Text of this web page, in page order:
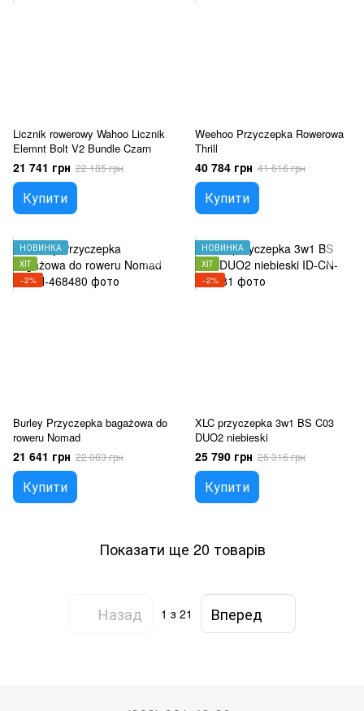
Licznik rowerowy Wahoo Licznik
Elemnt Bolt V2 Bundle Czarn
21 741 грн 22 185 грн
Купити
Weehoo Przyczepka Rowerowa
Thrill
40 784 грн 41 616 грн
Купити
НОВИНКА
ХІТ
−2%
Burley Przyczepka bagażowa do
roweru Nomad
21 641 грн 22 083 грн
Купити
НОВИНКА
ХІТ
−2%
XLC przyczepka 3w1 BS C03
DUO2 niebieski
25 790 грн 26 316 грн
Купити
Показати ще 20 товарів
Назад 1 з 21 Вперед